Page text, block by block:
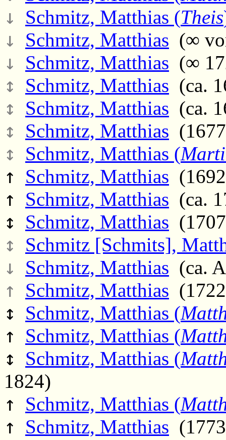
↓ Schmitz, Matthias (Theis
↓ Schmitz, Matthias (∞
↓ Schmitz, Matthias (∞
↕ Schmitz, Matthias (ca.
↕ Schmitz, Matthias (ca.
↕ Schmitz, Matthias
↕ Schmitz, Matthias (
↑ Schmitz, Matthias
↑ Schmitz, Matthias (ca.
↕ Schmitz, Matthias
↕ Schmitz [Schmits],
↓ Schmitz, Matthias (ca.
↑ Schmitz, Matthias
↕ Schmitz, Matthias (
↑ Schmitz, Matthias (
↕ Schmitz, Matthias (
1824)
↑ Schmitz, Matthias (
↑ Schmitz, Matthias